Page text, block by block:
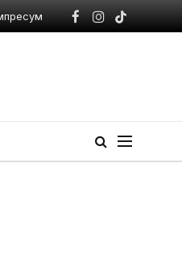
Facebook
Instagram
TikTok